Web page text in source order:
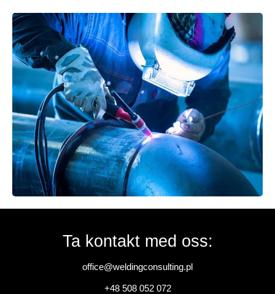
Ta kontakt med oss:
office@weldingconsulting.pl
+48 508 052 072